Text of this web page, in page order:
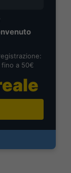
fino a 50€